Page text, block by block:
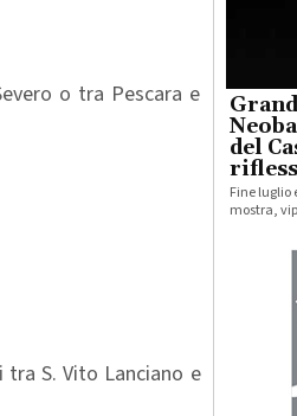
o tra Pescara e
S. Vito Lanciano e
del
Fine luglio
mostra,